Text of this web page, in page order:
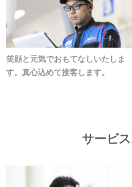
笑顔と元気でおもてなしいたしま
す。真心込めて接客します。
サービ